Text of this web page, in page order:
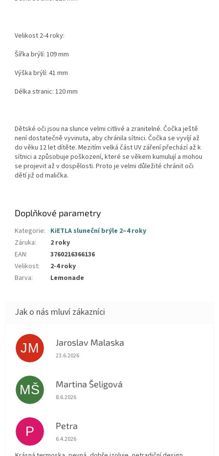
Velikost 2-4 roky:
Šířka brýlí: 109 mm
Výška brýlí: 41 mm
Délka stranic: 120 mm
Dětské oči jsou na slunce velmi citlivé a zranitelné. Čočka ještě
není dostatečně vyvinuta, aby chránila sítnici. Čočka se vyvíjí až
do věku 12 let dítěte. Mezitím velká část UV záření přechází až k
sítnici a způsobuje poškození, které se věkem kumulují a mohou
se projevit až v dospělosti. Proto je velmi důležité chránit oči
dětí již od malička.
Doplňkové parametry
Kategorie: KiETLA sluneční brýle 2–4 roky
Záruka:
2 roky
EAN:
3760216366136
Velikost:
2-4 roky
Barva: Lemonade
JM Jaroslav Malaska
Hodnocení obchodu je 5 z 5 hvězdiček.
23.6.2026
MŠ Martina Šeligová
Hodnocení obchodu je 5 z 5 hvězdiček.
8.6.2026
P Petra
Hodnocení obchodu je 5 z 5 hvězdiček.
6.4.2026